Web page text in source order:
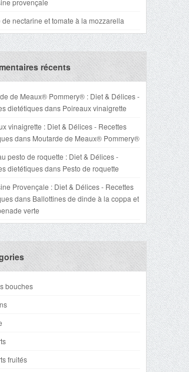
provençale
nectarine et tomate à la mozzarella
récents
de Meaux® Pommery® : Diet & Délices -
dietétiquesdans Poireaux vinaigrette
vinaigrette : Diet & Délices - Recettes
dans Moutarde de Meaux® Pommery®
pesto de roquette : Diet & Délices -
dietétiquesdans Pesto de roquette
Provençale : Diet & Délices - Recettes
dans Ballottines de dinde à la coppa et
verte
bouches
fruités